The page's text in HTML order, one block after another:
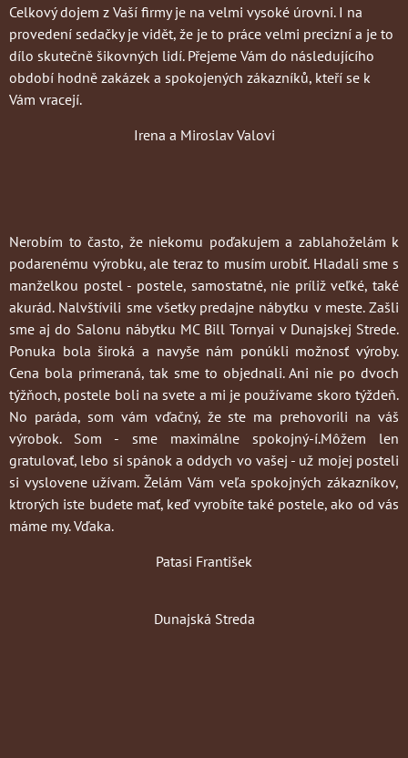
Celkový dojem z Vaší firmy je na velmi vysoké úrovni. I na
provedení sedačky je vidět, že je to práce velmi precizní a je to
dílo skutečně šikovných lidí. Přejeme Vám do následujícího
období hodně zakázek a spokojených zákazníků, kteří se k
Vám vracejí.
Irena a Miroslav Valovi
Nerobím to často, že niekomu poďakujem a zablahoželám k
podarenému výrobku, ale teraz to musím urobiť. Hladali sme s
manželkou postel - postele, samostatné, nie príliž veľké, také
akurád. Nalvštívili sme všetky predajne nábytku v meste. Zašli
sme aj do Salonu nábytku MC Bill Tornyai v Dunajskej Strede.
Ponuka bola široká a navyše nám ponúkli možnosť výroby.
Cena bola primeraná, tak sme to objednali. Ani nie po dvoch
týžňoch, postele boli na svete a mi je používame skoro týždeň.
No paráda, som vám vďačný, že ste ma prehovorili na váš
výrobok. Som - sme maximálne spokojný-í.Môžem len
gratulovať, lebo si spánok a oddych vo vašej - už mojej posteli
si vyslovene užívam. Želám Vám veľa spokojných zákazníkov,
ktrorých iste budete mať, keď vyrobíte také postele, ako od vás
máme my. Vďaka.
Patasi František
Dunajská Streda